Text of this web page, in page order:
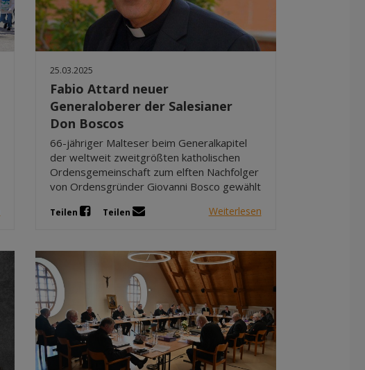
Feb 2026
Jan 2026
25.03.2025
Fabio Attard neuer
Generaloberer der Salesianer
Don Boscos
66-jähriger Malteser beim Generalkapitel
der weltweit zweitgrößten katholischen
Ordensgemeinschaft zum elften Nachfolger
von Ordensgründer Giovanni Bosco gewählt
Teilen Teilen Weiterlesen